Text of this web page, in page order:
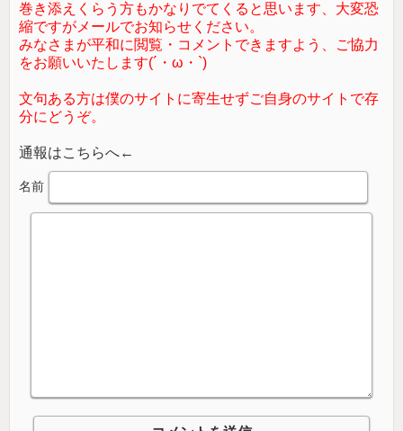
巻き添えくらう方もかなりでてくると思います、大変恐
縮ですがメールでお知らせください。
みなさまが平和に閲覧・コメントできますよう、ご協力
をお願いいたします(´・ω・`)
文句ある方は僕のサイトに寄生せずご自身のサイトで存
分にどうぞ。
通報はこちらへ←
名前